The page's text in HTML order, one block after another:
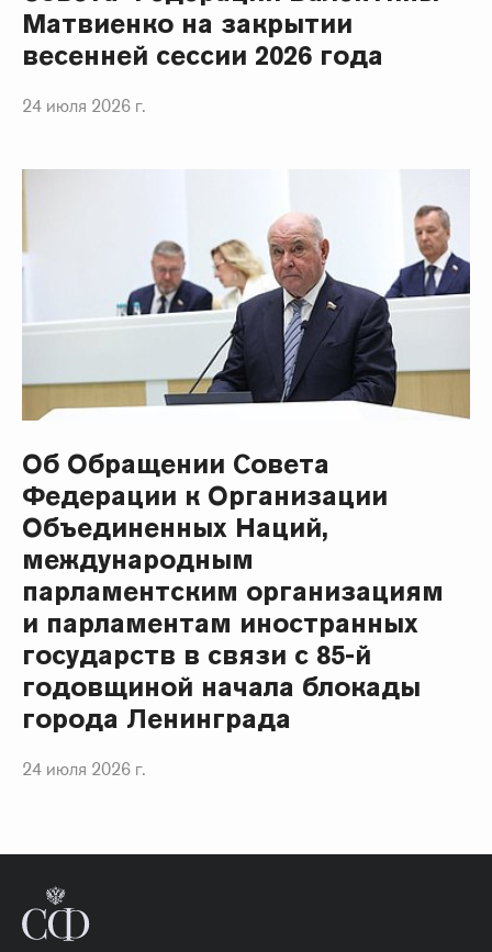
Матвиенко на закрытии
весенней сессии 2026 года
24 июля 2026 г.
Об Обращении Совета
Федерации к Организации
Объединенных Наций,
международным
парламентским организациям
и парламентам иностранных
государств в связи с 85-й
годовщиной начала блокады
города Ленинграда
24 июля 2026 г.